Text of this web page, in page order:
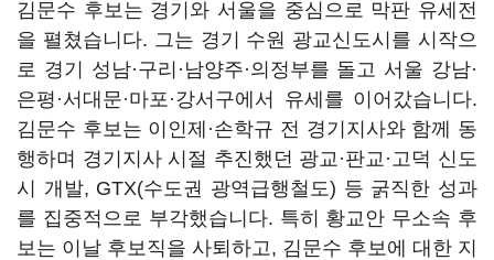
김문수 후보는 경기와 서울을 중심으로 막판 유세전
을 펼쳤습니다. 그는 경기 수원 광교신도시를 시작으
로 경기 성남·구리·남양주·의정부를 돌고 서울 강남·
은평·서대문·마포·강서구에서 유세를 이어갔습니다.
김문수 후보는 이인제·손학규 전 경기지사와 함께 동
행하며 경기지사 시절 추진했던 광교·판교·고덕 신도
시 개발, GTX(수도권 광역급행철도) 등 굵직한 성과
를 집중적으로 부각했습니다. 특히 황교안 무소속 후
보는 이날 후보직을 사퇴하고, 김문수 후보에 대한 지